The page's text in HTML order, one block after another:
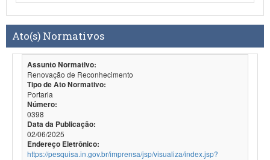
Ato(s) Normativos
Assunto Normativo:
Renovação de Reconhecimento
Tipo de Ato Normativo:
Portaria
Número:
0398
Data da Publicação:
02/06/2025
Endereço Eletrônico:
https://pesquisa.in.gov.br/imprensa/jsp/visualiza/index.jsp?